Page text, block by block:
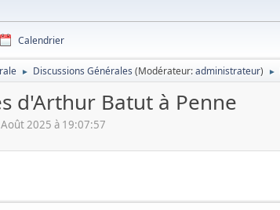
Calendrier
► Discussions Générales (Modérateur:administrateur) ►
d'Arthur Batut à Penne
2025 à 19:07:57